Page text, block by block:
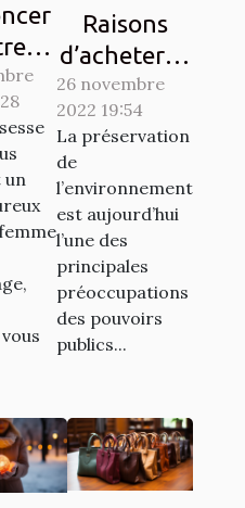
un
Raisons
d’acheter la
vignette
Crit’Air
26 novembre
2022 19:54
La préservation
de
l’environnement
est aujourd’hui
l’une des
principales
préoccupations
des pouvoirs
publics...